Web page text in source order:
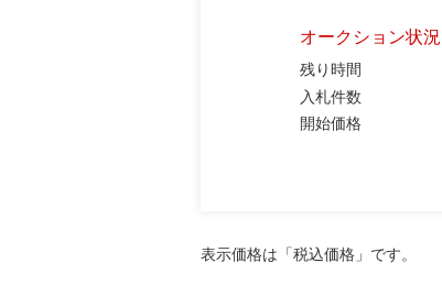
オークション状況
残り時間
入札件数
開始価格
表示価格は「税込価格」です。